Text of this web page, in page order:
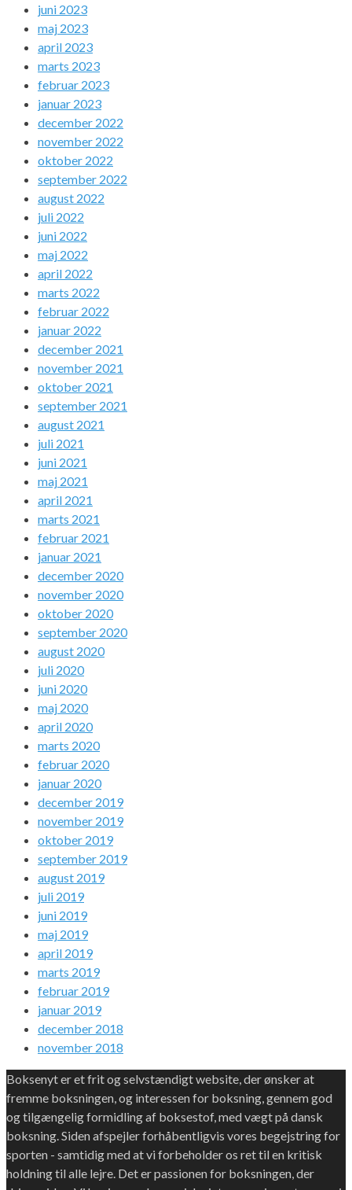
juni 2023
maj 2023
april 2023
marts 2023
februar 2023
januar 2023
december 2022
november 2022
oktober 2022
september 2022
august 2022
juli 2022
juni 2022
maj 2022
april 2022
marts 2022
februar 2022
januar 2022
december 2021
november 2021
oktober 2021
september 2021
august 2021
juli 2021
juni 2021
maj 2021
april 2021
marts 2021
februar 2021
januar 2021
december 2020
november 2020
oktober 2020
september 2020
august 2020
juli 2020
juni 2020
maj 2020
april 2020
marts 2020
februar 2020
januar 2020
december 2019
november 2019
oktober 2019
september 2019
august 2019
juli 2019
juni 2019
maj 2019
april 2019
marts 2019
februar 2019
januar 2019
december 2018
november 2018
Boksenyt er et frit og selvstændigt website, der ønsker at
fremme boksningen, og interessen for boksning, gennem god
og tilgængelig formidling af boksestof, med vægt på dansk
boksning. Siden afspejler forhåbentligvis vores begejstring for
sporten - samtidig med at vi forbeholder os ret til en kritisk
holdning til alle lejre. Det er passionen for boksningen, der